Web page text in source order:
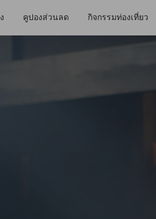
คูปองส่วนลด กิจกรรมท่องเที่ยว